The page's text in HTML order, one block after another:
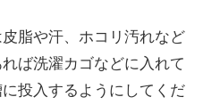
脂や汗、ホコリ汚れなど
ば洗濯カゴなどに入れて
投入するようにしてくだ